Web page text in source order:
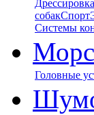
Дрессировка
собакСпорт
Системы
Головные